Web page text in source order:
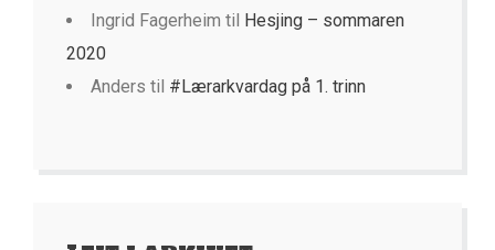
Ingrid Fagerheim til Hesjing – sommaren
2020
Anders til #Lærarkvardag på 1. trinn